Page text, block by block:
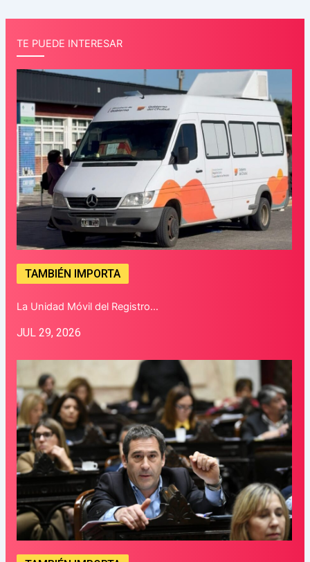
TE PUEDE INTERESAR
TAMBIÉN IMPORTA
La Unidad Móvil del Registro…
JUL 29, 2026